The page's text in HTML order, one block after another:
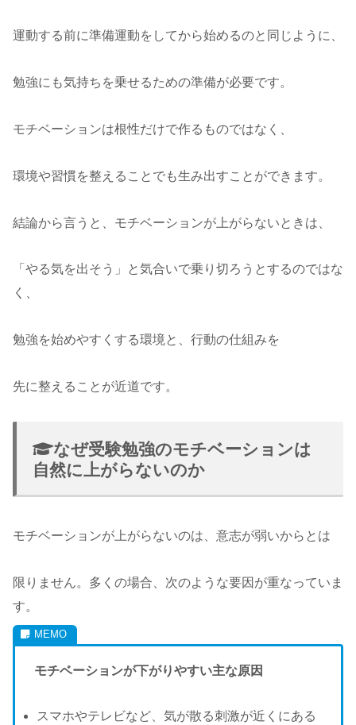
運動する前に準備運動をしてから始めるのと同じように、
勉強にも気持ちを乗せるための準備が必要です。
モチベーションは根性だけで作るものではなく、
環境や習慣を整えることでも生み出すことができます。
結論から言うと、モチベーションが上がらないときは、
「やる気を出そう」と気合いで乗り切ろうとするのではな
く、
勉強を始めやすくする環境と、行動の仕組みを
先に整えることが近道です。
なぜ受験勉強のモチベーションは
自然に上がらないのか
モチベーションが上がらないのは、意志が弱いからとは
限りません。多くの場合、次のような要因が重なっていま
す。
モチベーションが下がりやすい主な原因
スマホやテレビなど、気が散る刺激が近くにある